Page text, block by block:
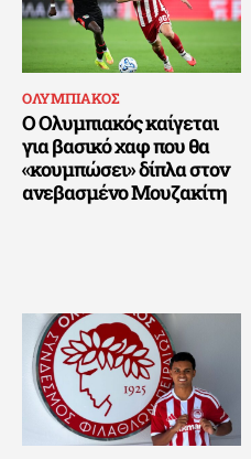
ΟΛΥΜΠΙΑΚΟΣ
Ο Ολυμπιακός καίγεται
για βασικό χαφ που θα
«κουμπώσει» δίπλα στον
ανεβασμένο Μουζακίτη